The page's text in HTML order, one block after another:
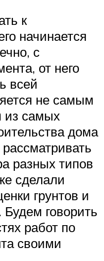
к
начинается
с
от него
всей
не самым
из самых
дома
разных типов
сделали
грунтов и
Будем говорить
работ по
своими